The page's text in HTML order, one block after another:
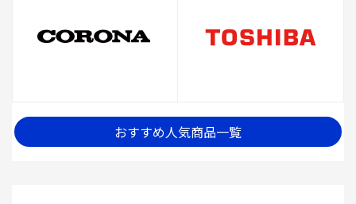
おすすめ人気商品一覧